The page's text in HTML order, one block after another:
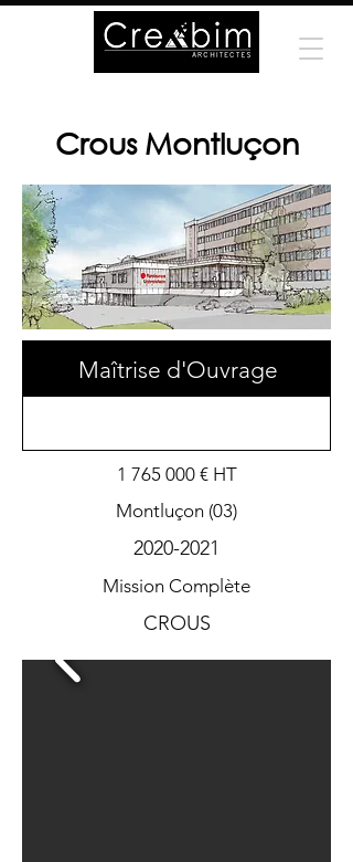
Crous Montluçon
Maîtrise d'Ouvrage
1 765 000€ HT
Montluçon (03)
2020-2021
Mission Complète
CROUS